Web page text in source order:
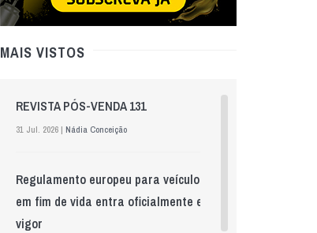
MAIS VISTOS
REVISTA PÓS-VENDA 131
31 Jul. 2026 | Nádia Conceição
Regulamento europeu para veículos
em fim de vida entra oficialmente em
vigor